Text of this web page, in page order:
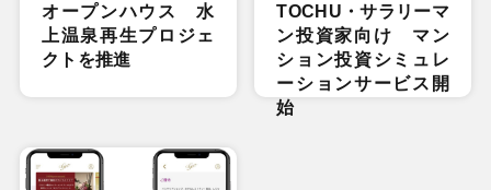
オープンハウス 水
上温泉再生プロジェ
クトを推進
TOCHU・サラリーマ
ン投資家向け マン
ション投資シミュレ
ーションサービス開
始